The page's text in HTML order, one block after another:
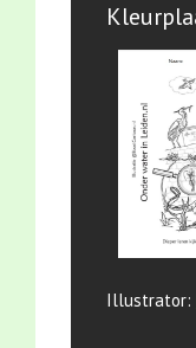
Illustrator: